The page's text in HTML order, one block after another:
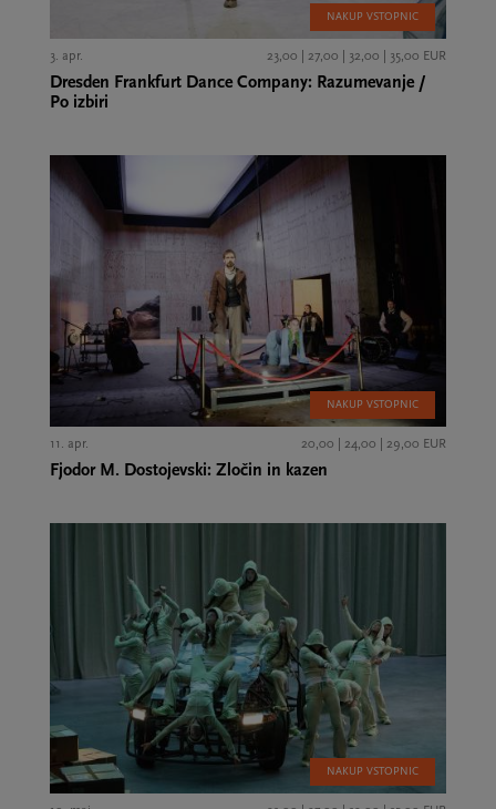
NAKUP VSTOPNIC
3. apr. 23,00 | 27,00 | 32,00 | 35,00 EUR
Dresden Frankfurt Dance Company: Razumevanje /
Po izbiri
NAKUP VSTOPNIC
11. apr. 20,00 | 24,00 | 29,00 EUR
Fjodor M. Dostojevski: Zločin in kazen
NAKUP VSTOPNIC